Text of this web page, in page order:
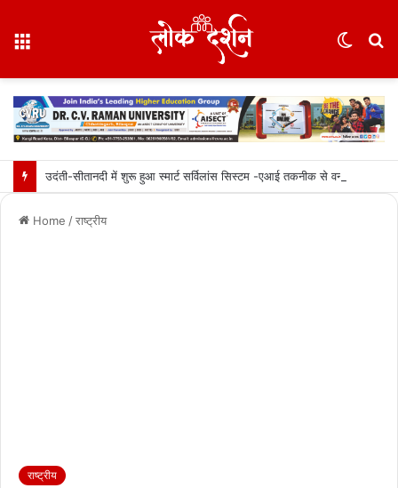
Home /राष्ट्रीय
राष्ट्रीय